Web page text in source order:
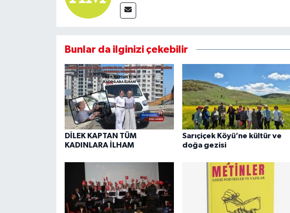
Bunlar da ilginizi çekebilir
DİLEK KAPTAN TÜM
KADINLARA İLHAM
Sarıçiçek Köyü’ne kültür ve
doğa gezisi